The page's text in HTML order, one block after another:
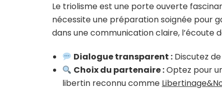
Le triolisme est une porte ouverte
nécessite une préparation soignée pour
dans une communication claire, l’écoute
Dialogue transparent : Discutez
Choix du partenaire :Optez pour
libertin reconnu comme